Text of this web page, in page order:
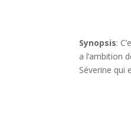
Synopsis:
al’ambition
Séverine qui